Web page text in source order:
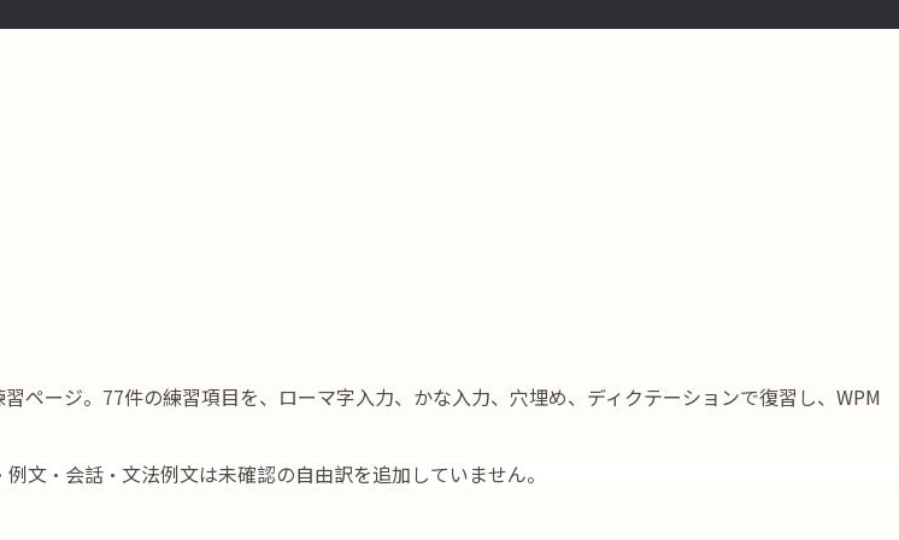
ージ。77件の練習項目を、ローマ字入力、かな入力、穴埋め、ディクテーションで復習し、WPM
文・会話・文法例文は未確認の自由訳を追加していません。